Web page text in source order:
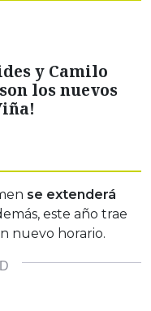
y Camilo
los nuevos
se extenderá
este año trae
nuevo horario.